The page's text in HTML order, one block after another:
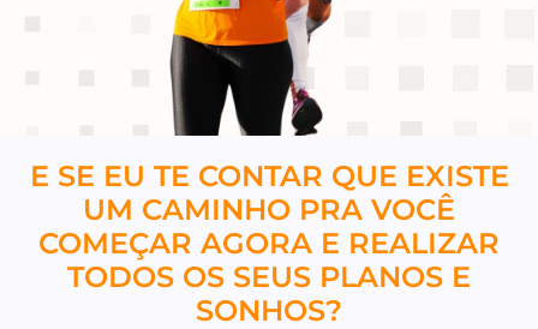
E SE EU TE CONTAR QUE EXISTE
UM CAMINHO PRA VOCÊ
COMEÇAR AGORA E REALIZAR
TODOS OS SEUS PLANOS E
SONHOS?